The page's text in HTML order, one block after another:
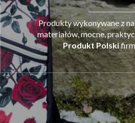
Produkty wykonywane z
materiałów, mocne,
Produkt Polski